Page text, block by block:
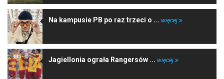
Na kampusie PB po raz trzeci o ... więcej
Jagiellonia ograła Rangersów ... więcej